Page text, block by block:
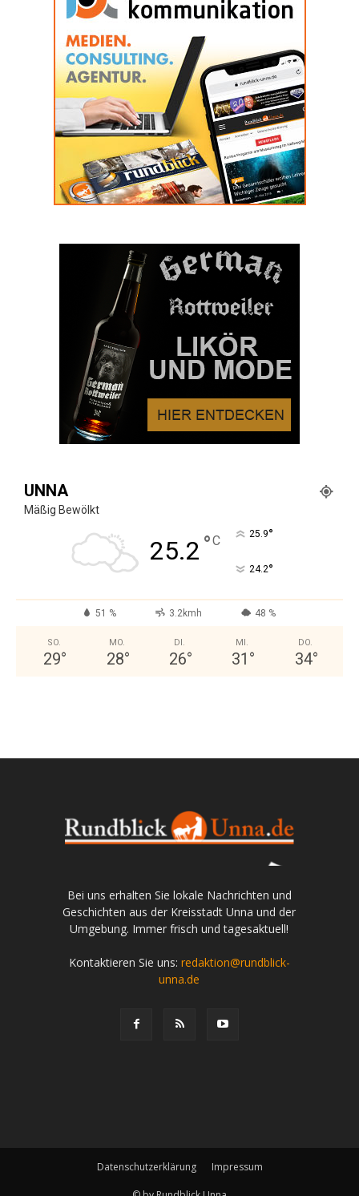
UNNA
Mäßig Bewölkt
25.2 °C 25.9°
24.2°
51 % 3.2kmh 48 %
SO.
29°
MO.
28°
DI.
26°
MI.
31 °
DO.
34°
Bei uns erhalten Sie lokale Nachrichten und
Geschichten aus der Kreisstadt Unna und der
Umgebung. Immer frisch und tagesaktuell!
Kontaktieren Sie uns: redaktion@rundblick-
unna.de
Datenschutzerklärung Impressum